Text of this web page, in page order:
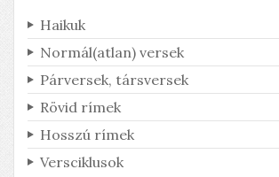
Derült égből pingpong
Haikuk
Normál(atlan) versek
Párversek, társversek
Rövid rímek
Hosszú rímek
Versciklusok